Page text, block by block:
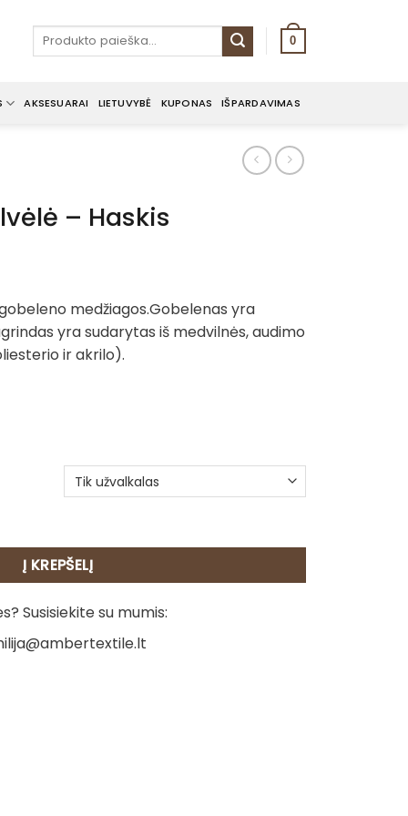
Ieškoti: 0
AKSESUARAI LIETUVYBĖ KUPONAS IŠPARDAVIMAS
– Haskis
medžiagos.Gobelenas yra
yra sudarytas iš medvilnės, audimo
ir akrilo).
Į KREPŠELĮ
Susisiekite su mumis: